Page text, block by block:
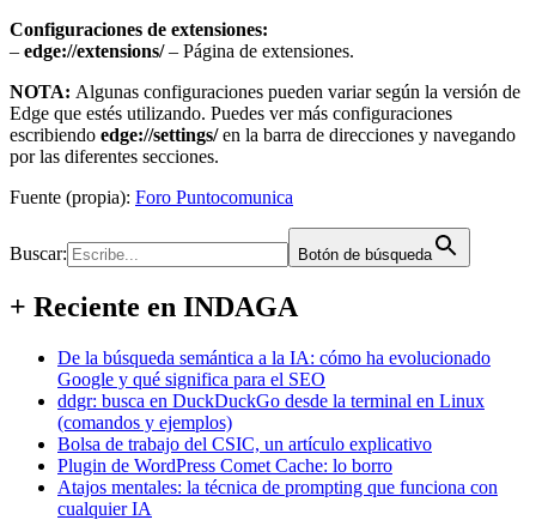
Configuraciones de extensiones:
– edge://extensions/– Página de extensiones.
NOTA: Algunas configuraciones pueden variar según la versión de
Edge que estés utilizando. Puedes ver más configuraciones
escribiendo edge://settings/en la barra de direcciones y navegando
por las diferentes secciones.
Fuente (propia): Foro Puntocomunica
Buscar: Botón de búsqueda
+ Reciente en INDAGA
De la búsqueda semántica a la IA: cómo ha evolucionado
Google y qué significa para el SEO
ddgr: busca en DuckDuckGo desde la terminal en Linux
(comandos y ejemplos)
Bolsa de trabajo del CSIC, un artículo explicativo
Plugin de WordPress Comet Cache: lo borro
Atajos mentales: la técnica de prompting que funciona con
cualquier IA